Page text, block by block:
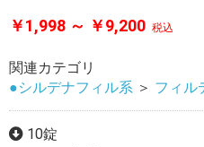
￥1,998 ～ ￥9,200 税込
関連カテゴリ
●シルデナフィル系 ＞ フィル
10錠